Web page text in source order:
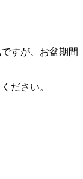
すが、お盆期間
ださい。